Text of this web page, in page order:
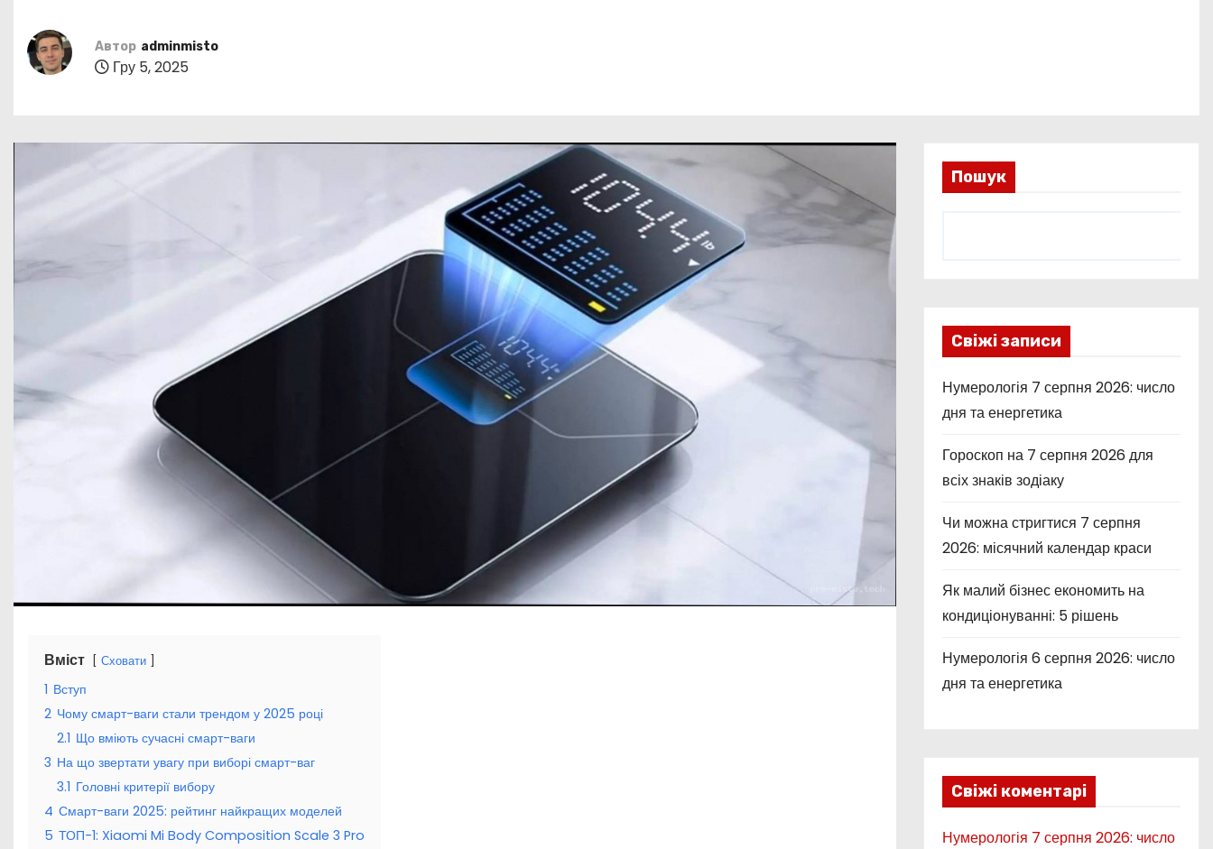
Автор adminmisto
Гру 5, 2025
Вміст Сховати
1 Вступ
2 Чому смарт-ваги стали трендом у 2025 році
2.1 Що вміють сучасні смарт-ваги
3 На що звертати увагу при виборі смарт-ваг
3.1 Головні критерії вибору
4 Смарт-ваги 2025: рейтинг найкращих моделей
5 ТОП-1: Xiaomi Mi Body Composition Scale 3 Pro
Пошук
Свіжі записи
Нумерологія 7 серпня 2026: число
дня та енергетика
Гороскоп на 7 серпня 2026 для
всіх знаків зодіаку
Чи можна стригтися 7 серпня
2026: місячний календар краси
Як малий бізнес економить на
кондиціонуванні: 5 рішень
Нумерологія 6 серпня 2026: число
дня та енергетика
Свіжі коментарі
Нумерологія 7 серпня 2026: число